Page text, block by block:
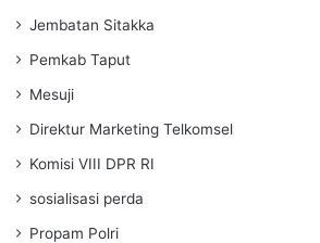
Jembatan Sitakka
Pemkab Taput
Mesuji
Direktur Marketing Telkomsel
Komisi VIII DPR RI
sosialisasi perda
Propam Polri